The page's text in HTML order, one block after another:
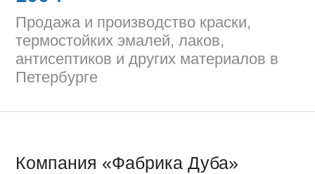
Продажа и производство краски,
термостойких эмалей, лаков,
антисептиков и других материалов в
Петербурге
Компания «Фабрика Дуба»